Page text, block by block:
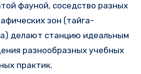
фауной, соседство разных
зон (тайга-
делают станцию идеальным
разнообразных учебных
практик.